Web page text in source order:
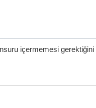
içermemesi gerektiğini